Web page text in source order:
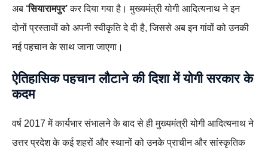
अब ‘सियारामपुर’कर दिया गया है। मुख्यमंत्री योगी आदित्यनाथ ने इन
दोनों प्रस्तावों को अपनी स्वीकृति दे दी है, जिससे अब इन गांवों को उनकी
नई पहचान के साथ जाना जाएगा।
ऐतिहासिक पहचान लौटाने की दिशा में योगी सरकार के
कदम
वर्ष 2017 में कार्यभार संभालने के बाद से ही मुख्यमंत्री योगी आदित्यनाथ ने
उत्तर प्रदेश के कई शहरों और स्थानों को उनके प्राचीन और सांस्कृतिक